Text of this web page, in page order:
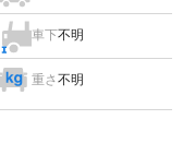
車下不明
重さ不明